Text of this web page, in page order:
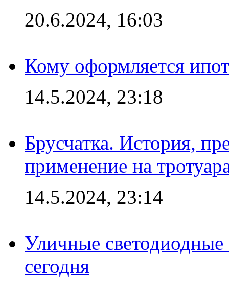
20.6.2024, 16:03
Кому оформляется
14.5.2024, 23:18
Брусчатка. История,
применение на
14.5.2024, 23:14
Уличные
сегодня